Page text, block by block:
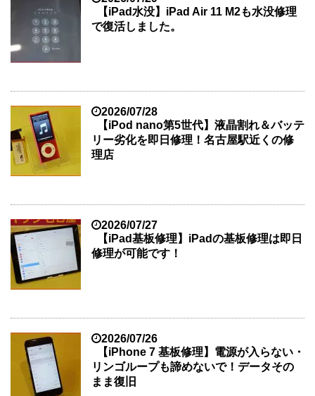
【iPad水没】iPad Air 11 M2も水没修理
で復活しました。
2026/07/28
【iPod nano第5世代】液晶割れ＆バッテ
リー劣化を即日修理！名古屋駅近くの修
理店
2026/07/27
【iPad基板修理】iPadの基板修理は即日
修理が可能です！
2026/07/26
【iPhone 7 基板修理】電源が入らない・
リンゴループも諦めないで！データその
まま復旧